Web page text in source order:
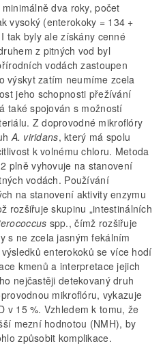
dva roky, počet
vysoký (enterokoky = 134 +
tak byly ale získány cenné
z pitných vod byl
vodách zastoupen
výskyt zatím neumíme zcela
jeho schopnosti přežívání
také spojován s možností
Z doprovodné mikroflóry
A. viridans, který má spolu
k volnému chloru. Metoda
plně vyhovuje na stanovení
vodách. Používání
na stanovení aktivity enzymu
rozšiřuje skupinu „intestinálních
spp., čímž rozšiřuje
s ne zcela jasným fekálním
enterokoků se více hodí
kmenů a interpretace jejich
nejčastěji detekovaný druh
mikroflóru, vykazuje
v 15 %. Vzhledem k tomu, že
mezní hodnotou (NMH), by
způsobit komplikace.